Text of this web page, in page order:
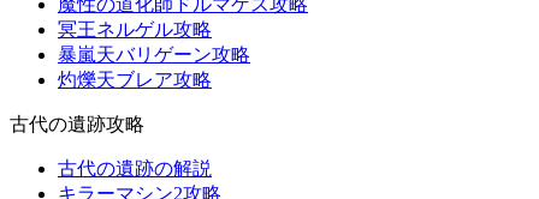
魔性の道化師ドルマゲス攻略
冥王ネルゲル攻略
暴嵐天バリゲーン攻略
灼爍天ブレア攻略
古代の遺跡攻略
古代の遺跡の解説
キラーマシン2攻略